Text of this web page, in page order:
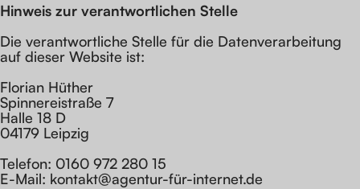
Hinweis zur verantwortlichen Stelle
Die verantwortliche Stelle für die Datenverarbeitung
auf dieser Website ist:
Florian Hüther
Spinnereistraße 7
Halle 18 D
04179 Leipzig
Telefon: 0160 972 280 15
E-Mail: kontakt@agentur-für-internet.de